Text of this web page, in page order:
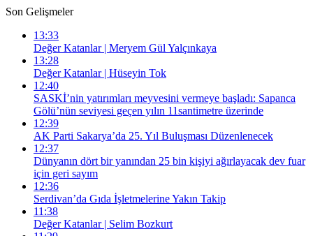
Son Gelişmeler
13:33
Değer Katanlar | Meryem Gül Yalçınkaya
13:28
Değer Katanlar | Hüseyin Tok
12:40
SASKİ’nin yatırımları meyvesini vermeye başladı: Sapanca
Gölü’nün seviyesi geçen yılın 11santimetre üzerinde
12:39
AK Parti Sakarya’da 25. Yıl Buluşması Düzenlenecek
12:37
Dünyanın dört bir yanından 25 bin kişiyi ağırlayacak dev fuar
için geri sayım
12:36
Serdivan’da Gıda İşletmelerine Yakın Takip
11:38
Değer Katanlar | Selim Bozkurt